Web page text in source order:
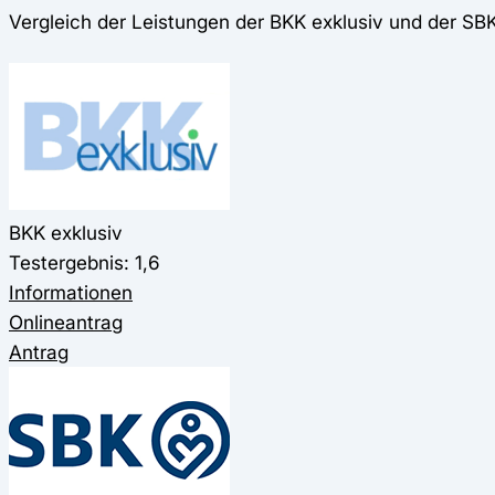
Vergleich der Leistungen der BKK exklusiv und der
BKK exklusiv
Testergebnis: 1,6
Informationen
Onlineantrag
Antrag